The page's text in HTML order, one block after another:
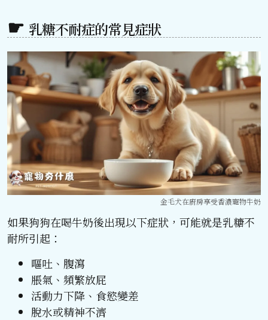
乳糖不耐症的常見症狀
金毛犬在廚房享受香濃寵物牛奶
如果狗狗在喝牛奶後出現以下症狀，可能就是乳糖不
耐所引起：
嘔吐、腹瀉
脹氣、頻繁放屁
活動力下降、食慾變差
脫水或精神不濟